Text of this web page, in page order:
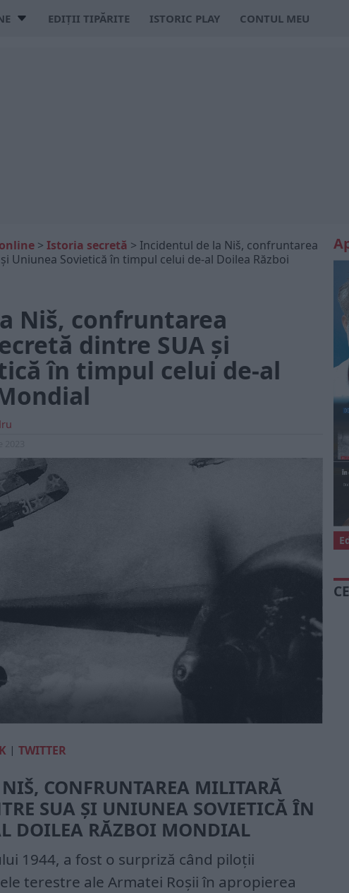
EDIȚII TIPĂRITE ISTORIC PLAY CONTUL MEU
> Istoria secretă > Incidentul de la Niš, confruntarea
Uniunea Sovietică în timpul celui de-al Doilea Război
Niš, confruntarea
dintre SUA și
în timpul celui de-al
| TWITTER
CONFRUNTAREA MILITARĂ
SUA ȘI UNIUNEA SOVIETICĂ ÎN
DOILEA RĂZBOI MONDIAL
1944, a fost o surpriză când piloții
terestre ale Armatei Roșii în apropierea